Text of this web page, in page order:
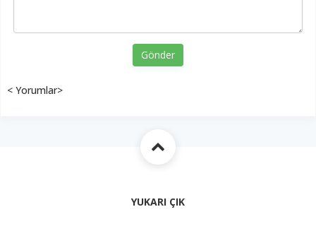
Gönder
< Yorumlar>
YUKARI ÇIK